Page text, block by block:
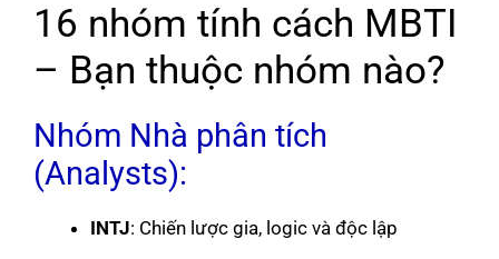
16 nhóm tính cách MBTI
– Bạn thuộc nhóm nào?
Nhóm Nhà phân tích
(Analysts):
INTJ: Chiến lược gia, logic và độc lập